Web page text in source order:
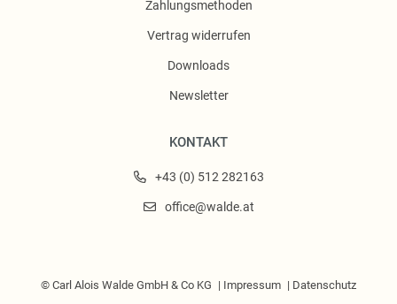
Zahlungsmethoden
Vertrag widerrufen
Downloads
Newsletter
KONTAKT
+43 (0) 512 282163
office@walde.at
© Carl Alois Walde GmbH & Co KG Impressum Datenschutz